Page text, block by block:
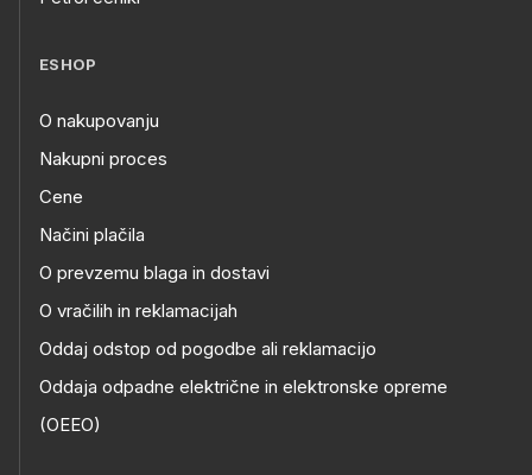
ESHOP
O nakupovanju
Nakupni proces
Cene
Načini plačila
O prevzemu blaga in dostavi
O vračilih in reklamacijah
Oddaj odstop od pogodbe ali reklamacijo
Oddaja odpadne električne in elektronske opreme
(OEEO)